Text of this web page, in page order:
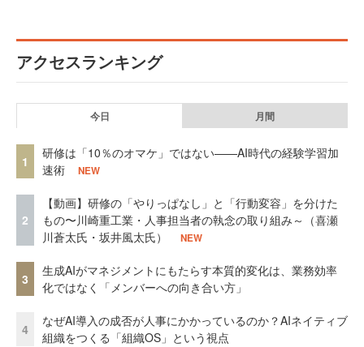
アクセスランキング
今日 月間
1
研修は「10％のオマケ」ではない——AI時代の経験学習加
速術
NEW
2
【動画】研修の「やりっぱなし」と「行動変容」を分けた
もの〜川崎重工業・人事担当者の執念の取り組み～（喜瀬
川蒼太氏・坂井風太氏）
NEW
3
生成AIがマネジメントにもたらす本質的変化は、業務効率
化ではなく「メンバーへの向き合い方」
4
なぜAI導入の成否が人事にかかっているのか？AIネイティブ
組織をつくる「組織OS」という視点